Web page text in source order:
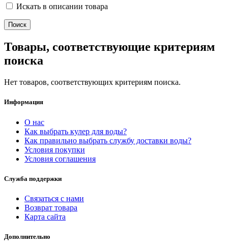
Искать в описании товара
Товары, соответствующие критериям
поиска
Нет товаров, соответствующих критериям поиска.
Информация
О нас
Как выбрать кулер для воды?
Как правильно выбрать службу доставки воды?
Условия покупки
Условия соглашения
Служба поддержки
Связаться с нами
Возврат товара
Карта сайта
Дополнительно